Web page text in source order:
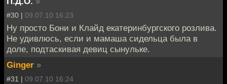
#30 | 09.07.10 16:23
Ну просто Бони и Клайд екатеринбургского розлива.
Не удивлюсь, если и мамаша сидельца была в
доле, подтаскивая девиц сынульке.
Ginger »
#31 | 09.07.10 16:24